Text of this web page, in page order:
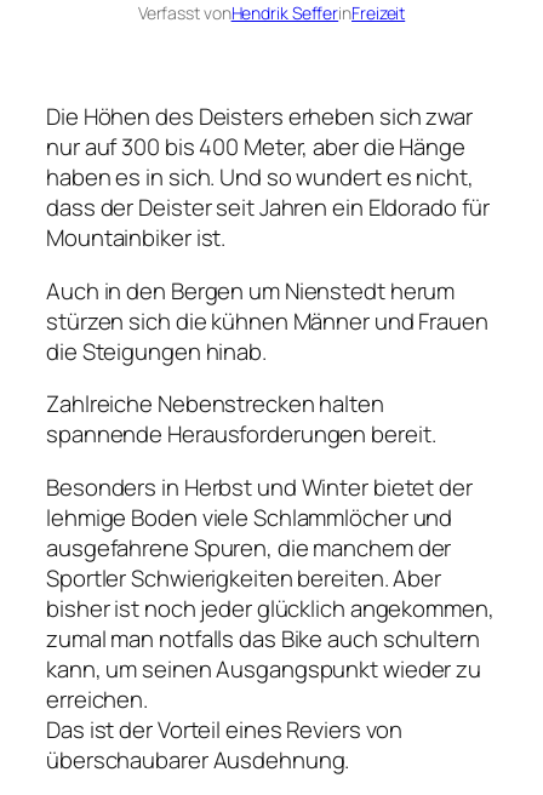
Verfasst vonHendrik SefferinFreizeit
Die Höhen des Deisters erheben sich zwar
nur auf 300 bis 400 Meter, aber die Hänge
haben es in sich. Und so wundert es nicht,
dass der Deister seit Jahren ein Eldorado für
Mountainbiker ist.
Auch in den Bergen um Nienstedt herum
stürzen sich die kühnen Männer und Frauen
die Steigungen hinab.
Zahlreiche Nebenstrecken halten
spannende Herausforderungen bereit.
Besonders in Herbst und Winter bietet der
lehmige Boden viele Schlammlöcher und
ausgefahrene Spuren, die manchem der
Sportler Schwierigkeiten bereiten. Aber
bisher ist noch jeder glücklich angekommen,
zumal man notfalls das Bike auch schultern
kann, um seinen Ausgangspunkt wieder zu
erreichen.
Das ist der Vorteil eines Reviers von
überschaubarer Ausdehnung.